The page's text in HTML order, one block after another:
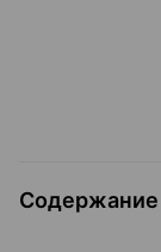
Содержание